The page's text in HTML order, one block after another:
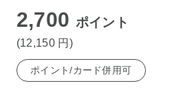
2,700 ポイント
(12,150 円 )
ポイント/カード併用可